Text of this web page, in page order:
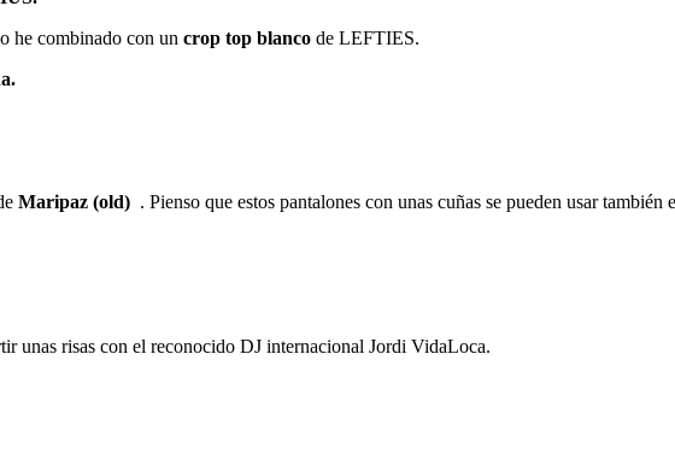
he combinado con un crop top blanco de LEFTIES.
Maripaz (old) . Pienso que estos pantalones con unas cuñas se pueden usar
unas risas con el reconocido DJ internacional Jordi VidaLoca.